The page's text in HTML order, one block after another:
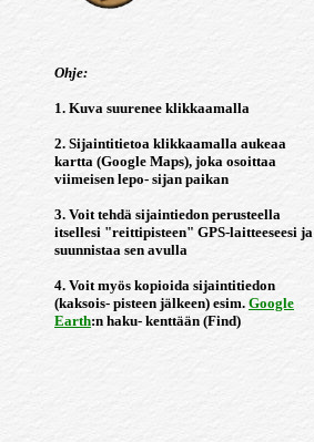
Ohje:
1. Kuva suurenee klikkaamalla
2. Sijaintitietoa klikkaamalla aukeaa
kartta (Google Maps), joka osoittaa
viimeisen lepo- sijan paikan
3. Voit tehdä sijaintiedon perusteella
itsellesi "reittipisteen" GPS-laitteeseesi ja
suunnistaa sen avulla
4. Voit myös kopioida sijaintitiedon
(kaksois- pisteen jälkeen) esim. Google
Earth:n haku- kenttään (Find)